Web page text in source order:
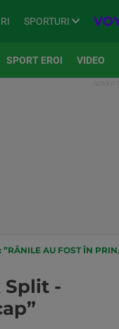
SPORTURI
SPORT EROI VIDEO
FOST ÎN PRINCIPAL LA CAP”
Split -